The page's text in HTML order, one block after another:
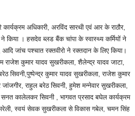
अधिकारी, अरविंद सारथी एवं आर के राठौर,
किया । हसदेव ब्लड बैंक चांपा के स्वास्थ्य कर्मियों ने
आदि जांच पश्चात रक्तवीरो ने रक्तदान के लिए किया।
राजेश कुमार यादव सुखरीकला, शैलेन्द्र यादव जाटा,
सिवनी,पुष्पेन्द्र कुमार यादव सुखरीकला, राजेश कुमार
जांजगीर, राहुल बरेठ सिवनी, हुमेश मन्नेवार सुखरीकला,
कालेलकर सिवनी , भागवत प्रसाद बघेल कार्यक्रम
उमरेली, स्वयं सेवक सुखरीकला से विकास गबेल, चमन सिंह